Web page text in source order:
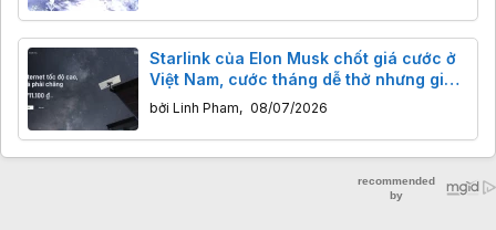
Starlink của Elon Musk chốt giá cước ở
Việt Nam, cước tháng dễ thở nhưng giá
phần cứng mới đáng nói
bởi Linh Pham, 08/07/2026